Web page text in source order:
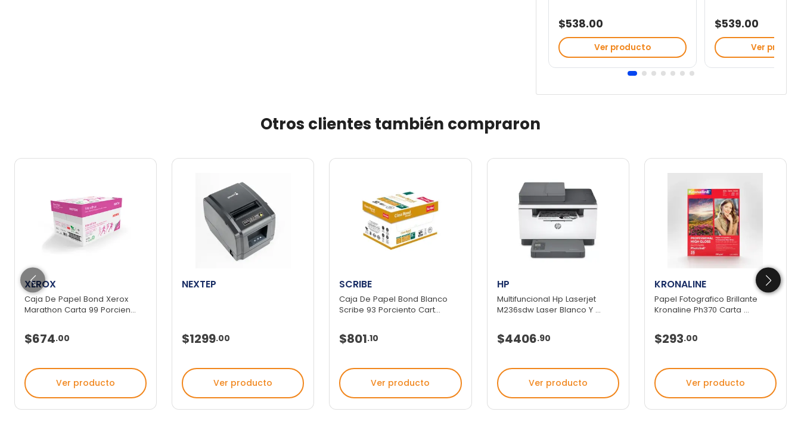
$538.00
Ver producto
$539.00
Ver
Otros clientes también compraron
XEROX
Caja De Papel Bond Xerox
Marathon Carta 99 Porcien...
$674.00
Ver producto
NEXTEP
$1299.00
Ver producto
SCRIBE
Caja De Papel Bond Blanco
Scribe 93 Porciento Cart...
$801.10
Ver producto
HP
Multifuncional Hp Laserjet
M236sdw Laser Blanco Y ...
$4406.90
Ver producto
KRONALINE
Papel Fotografico Brillante
Kronaline Ph370 Carta ...
$293.00
Ver producto